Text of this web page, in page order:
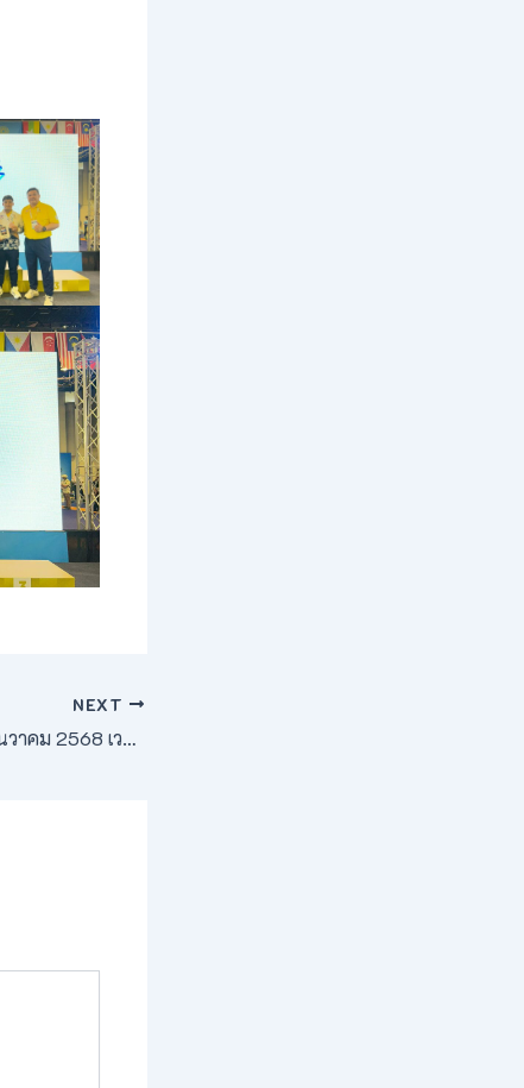
NEXT
บ่ายวันอังคารที่ 23 ธันวาคม 2568 เวลา 13.30 น. มหาวิทยาลัยการกีฬาแห่งชาติ วิทยาเขตเพชรบูรณ์ นำโดย ผู้ช่วยศาสตราจารย์ พันจ่าอากาศโท พิทยา สันตะวงศ์ รองอธิการบดี มหาวิทยาลัยการกีฬาแห่งชาติ ประจำวิทยาเขตเพชรบูรณ์ พร้อมด้วยบุคลากร เข้าร่วมการประชุม คณะกรรมการจัดงานมะขามหวาน นครบาลเพชรบูรณ์ ประจำปี 2569 ครั้งที่ 2 โดยมี นายศรัณยู มีทองคำ ผู้ว่าราชการจังหวัดเพชรบูรณ์ เป็นประธานในการประชุม พร้อมด้วยรองผู้ว่าราชการ หัวหน้าส่วนราชการ คณะกรรมการฝ่ายต่างๆ ประชุมโดยพร้อมเพรียงกัน ณ ห้องประชุมเมืองราด ชั้น 5 อาคาร 2 ศาลากลางจังหวัดเพชรบูรณ์